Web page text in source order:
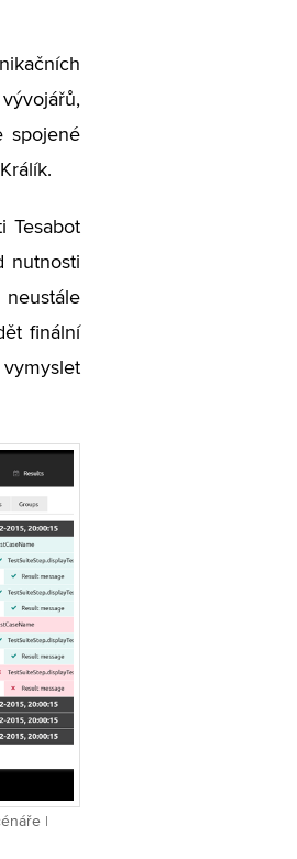
spojené
Tesabot
nutnosti
finální
|